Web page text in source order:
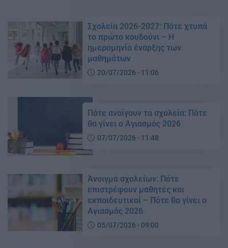
Σχολεία 2026-2027: Πότε χτυπά
το πρώτο κουδούνι – Η
ημερομηνία έναρξης των
μαθημάτων
20/07/2026 - 11:06
Πότε ανοίγουν τα σχολεία: Πότε
θα γίνει ο Αγιασμός 2026
07/07/2026 - 11:48
Άνοιγμα σχολείων: Πότε
επιστρέφουν μαθητές και
εκπαιδευτικοί – Πότε θα γίνει ο
Αγιασμός 2026
05/07/2026 - 09:00